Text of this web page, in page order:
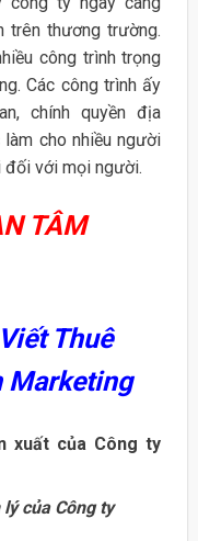
trên thương trường.
công trình trọng
Các công trình ấy
chính quyền địa
cho nhiều người
với mọi người.
TÂM
Thuê
Marketing
xuất của Công ty
của Công ty